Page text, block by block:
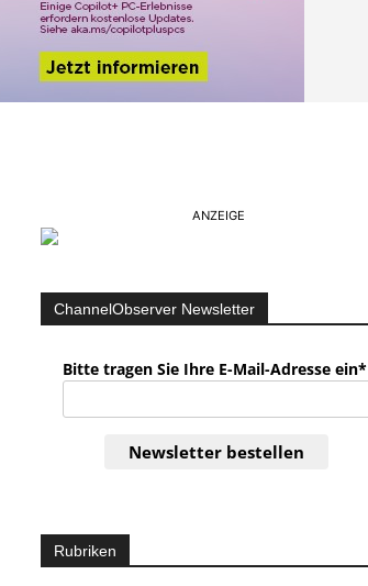
ANZEIGE
ChannelObserver Newsletter
Bitte tragen Sie Ihre E-Mail-Adresse ein*
Newsletter bestellen
Rubriken